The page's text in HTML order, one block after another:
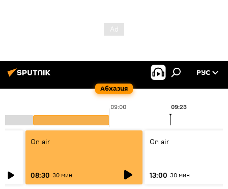
Абхазия
РУС
09:00 09:23
On air
08:30 30 мин
On air
13:00 30 мин